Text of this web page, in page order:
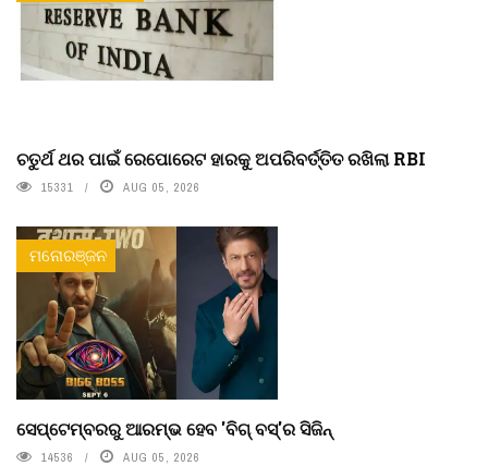
ଚତୁର୍ଥ ଥର ପାଇଁ ରେପୋରେଟ ହାରକୁ ଅପରିବର୍ତ୍ତିତ ରଖିଲା RBI
15331 AUG 05, 2026
ମନୋରଞ୍ଜନ
ସେପ୍ଟେମ୍ବରରୁ ଆରମ୍ଭ ହେବ 'ବିଗ୍ ବସ୍'ର ସିଜିନ୍
14536 AUG 05, 2026